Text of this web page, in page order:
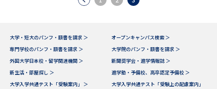
大学・短大のパンフ・願書を請求 ＞
オープンキャンパス検索 ＞
専門学校のパンフ・願書を請求 ＞
大学院のパンフ・願書を請求 ＞
外国大学日本校・留学関連機関 ＞
新聞奨学会・進学情報誌 ＞
新生活・部屋探し ＞
進学塾・予備校、高卒認定予備校 ＞
大学入学共通テスト「受験案内」 ＞
大学入学共通テスト「受験上の配慮案内」